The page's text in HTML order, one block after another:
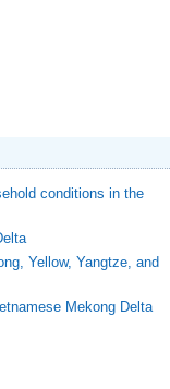
conditions in the
Yellow, Yangtze, and
Mekong Delta